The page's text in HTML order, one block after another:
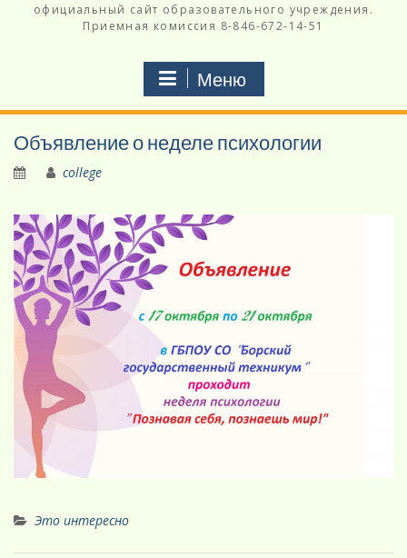
официальный сайт образовательного учреждения.
Приемная комиссия 8-846-672-14-51
Меню
Объявление о неделе психологии
college
Это интересно